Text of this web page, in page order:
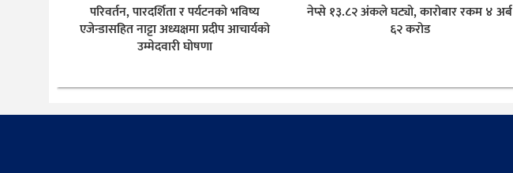
परिवर्तन, पारदर्शिता र पर्यटनको भविष्य
एजेन्डासहित नाट्टा अध्यक्षमा प्रदीप आचार्यको
उम्मेदवारी घोषणा
नेप्से १३.८२ अंकले घट्यो, कारोबार रकम ४ अर्ब
६२ करोड